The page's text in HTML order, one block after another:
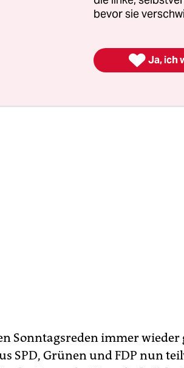
jemand Fragen zu den UN-
geht es um die Anpassung
Dann doch wieder zurück in
Sonntagsreden immer
SPD, Grünen und FDP nun
bevor sie
 Ja, ich